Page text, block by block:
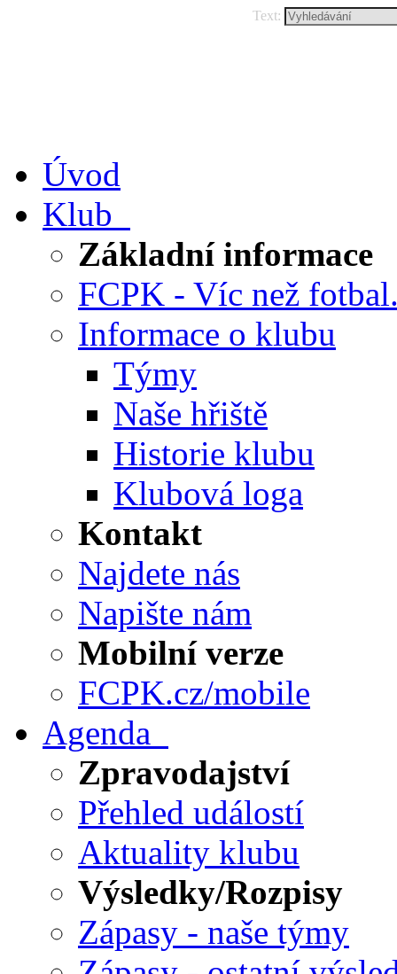
Text:
Úvod
Klub
Základní informace
FCPK - Víc než
Informace o klubu
Týmy
Naše hřiště
Historie klubu
Klubová loga
Kontakt
Najdete nás
Napište nám
Mobilní verze
FCPK.cz/mobile
Agenda
Zpravodajství
Přehled událostí
Aktuality klubu
Výsledky/Rozpisy
Zápasy - naše týmy